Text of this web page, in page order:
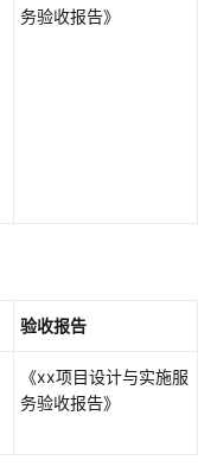
务验收报告》
验收报告
《xx项目设计与实施服
务验收报告》